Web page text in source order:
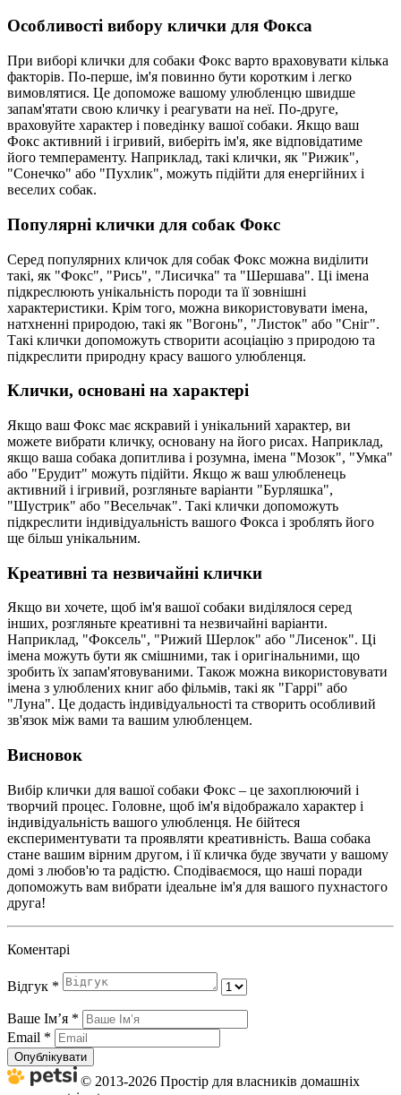
Особливості вибору клички для Фокса
При виборі клички для собаки Фокс варто враховувати кілька
факторів. По-перше, ім'я повинно бути коротким і легко
вимовлятися. Це допоможе вашому улюбленцю швидше
запам'ятати свою кличку і реагувати на неї. По-друге,
враховуйте характер і поведінку вашої собаки. Якщо ваш
Фокс активний і ігривий, виберіть ім'я, яке відповідатиме
його темпераменту. Наприклад, такі клички, як "Рижик",
"Сонечко" або "Пухлик", можуть підійти для енергійних і
веселих собак.
Популярні клички для собак Фокс
Серед популярних кличок для собак Фокс можна виділити
такі, як "Фокс", "Рись", "Лисичка" та "Шершава". Ці імена
підкреслюють унікальність породи та її зовнішні
характеристики. Крім того, можна використовувати імена,
натхненні природою, такі як "Вогонь", "Листок" або "Сніг".
Такі клички допоможуть створити асоціацію з природою та
підкреслити природну красу вашого улюбленця.
Клички, основані на характері
Якщо ваш Фокс має яскравий і унікальний характер, ви
можете вибрати кличку, основану на його рисах. Наприклад,
якщо ваша собака допитлива і розумна, імена "Мозок", "Умка"
або "Ерудит" можуть підійти. Якщо ж ваш улюбленець
активний і ігривий, розгляньте варіанти "Бурляшка",
"Шустрик" або "Весельчак". Такі клички допоможуть
підкреслити індивідуальність вашого Фокса і зроблять його
ще більш унікальним.
Креативні та незвичайні клички
Якщо ви хочете, щоб ім'я вашої собаки виділялося серед
інших, розгляньте креативні та незвичайні варіанти.
Наприклад, "Фоксель", "Рижий Шерлок" або "Лисенок". Ці
імена можуть бути як смішними, так і оригінальними, що
зробить їх запам'ятовуваними. Також можна використовувати
імена з улюблених книг або фільмів, такі як "Гаррі" або
"Луна". Це додасть індивідуальності та створить особливий
зв'язок між вами та вашим улюбленцем.
Висновок
Вибір клички для вашої собаки Фокс – це захоплюючий і
творчий процес. Головне, щоб ім'я відображало характер і
індивідуальність вашого улюбленця. Не бійтеся
експериментувати та проявляти креативність. Ваша собака
стане вашим вірним другом, і її кличка буде звучати у вашому
домі з любов'ю та радістю. Сподіваємося, що наші поради
допоможуть вам вибрати ідеальне ім'я для вашого пухнастого
друга!
Коментарі
Відгук *
Ваше Імʼя *
Email *
Опублікувати
© 2013-2026 Простір для власників домашніх